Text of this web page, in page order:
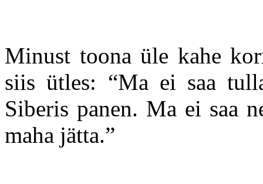
Minust toona üle kahe
siis ütles: “Ma ei saa
Siberis panen. Ma ei saa
maha jätta.”